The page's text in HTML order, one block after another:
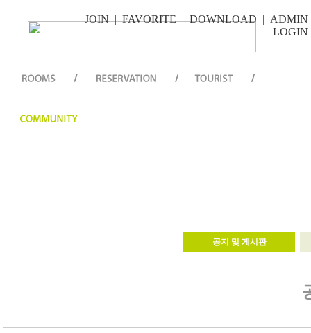
ADMIN
|
DOWNLOAD
|
FAVORITE
|
JOIN
|
LOGIN
공지 및 게시판